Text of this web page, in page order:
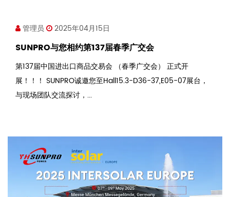
管理员 2025年04月15日
SUNPRO与您相约第137届春季广交会
第137届中国进出口商品交易会 （春季广交会） 正式开
展！！！ SUNPRO诚邀您至Hall15.3-D36-37,E05-07展台，
与现场团队交流探讨，...